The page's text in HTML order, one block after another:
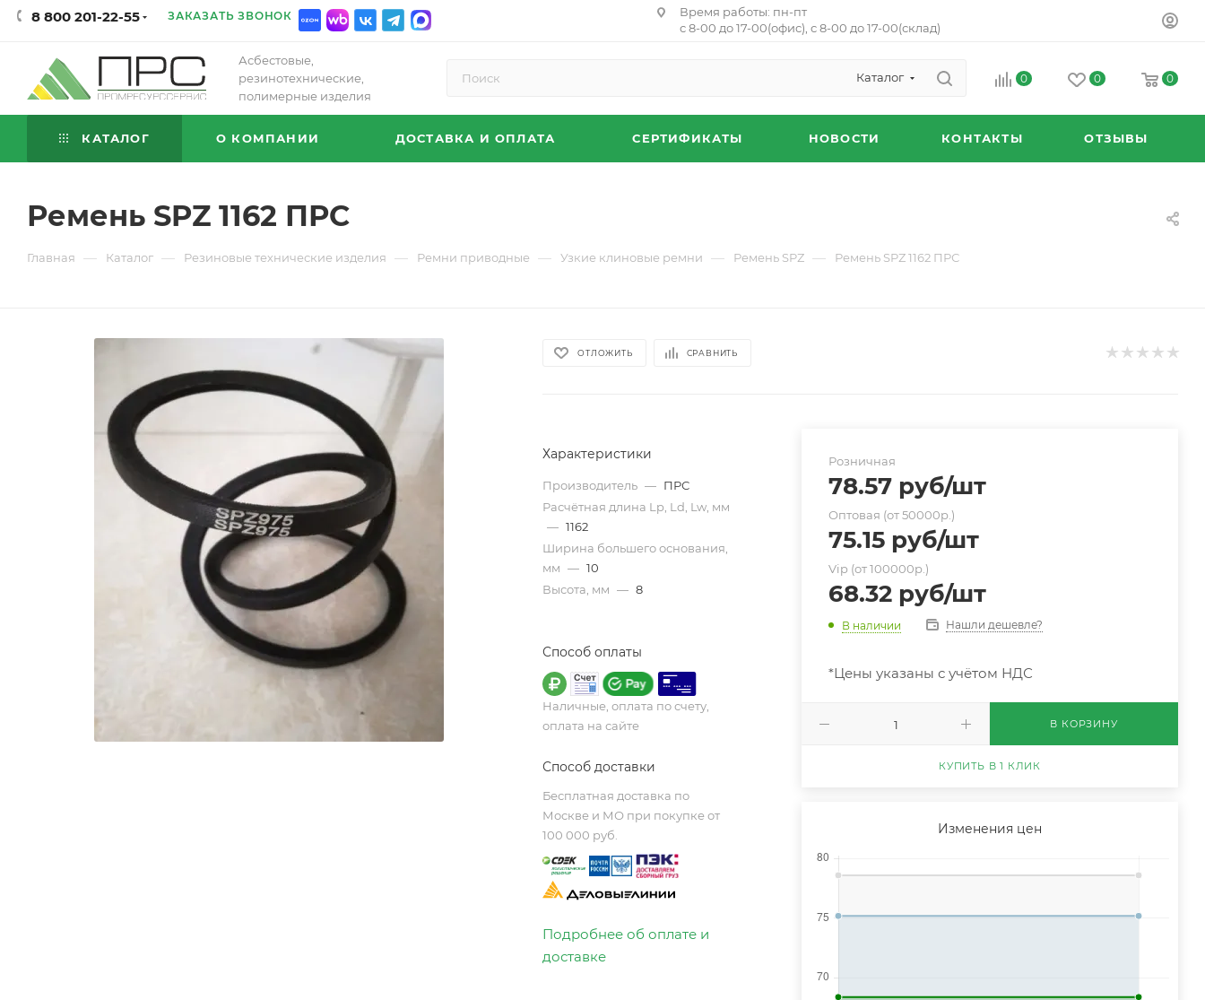
8 800 201-22-55 ЗАКАЗАТЬ ЗВОНОК
Время работы: пн-пт
с 8-00 до 17-00(офис), с 8-00 до 17-00(склад)
Асбестовые,
резинотехнические,
полимерные изделия
Каталог 0 0 0
КАТАЛОГ О КОМПАНИИ ДОСТАВКА И ОПЛАТА СЕРТИФИКАТЫ НОВОСТИ КОНТАКТЫ ОТЗЫВЫ
Ремень SPZ 1162 ПРС
Главная — Каталог — Резиновые технические изделия — Ремни приводные — Узкие клиновые ремни — Ремень SPZ — Ремень SPZ 1162 ПРС
ОТЛОЖИТЬ СРАВНИТЬ
Характеристики
Производитель — ПРС
Расчётная длина Lp, Ld, Lw, мм
— 1162
Ширина большего основания,
мм — 10
Высота, мм — 8
Способ оплаты
Наличные, оплата по счету,
оплата на сайте
Способ доставки
Бесплатная доставка по
Москве и МО при покупке от
100 000 руб.
Подробнее об оплате и
доставке
Розничная
78.57 руб/шт
Оптовая (от 50000р.)
75.15 руб/шт
Vip (от 100000р.)
68.32 руб/шт
В наличии Нашли дешевле?
*Цены указаны с учётом НДС
В КОРЗИНУ
КУПИТЬ В 1 КЛИК
Изменения цен